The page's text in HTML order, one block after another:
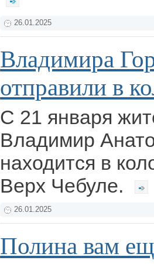
26.01.2025
Владимира
отправили в
С 21 января
Владимир
находится в
Верх Чебуле.
26.01.2025
Полина вам